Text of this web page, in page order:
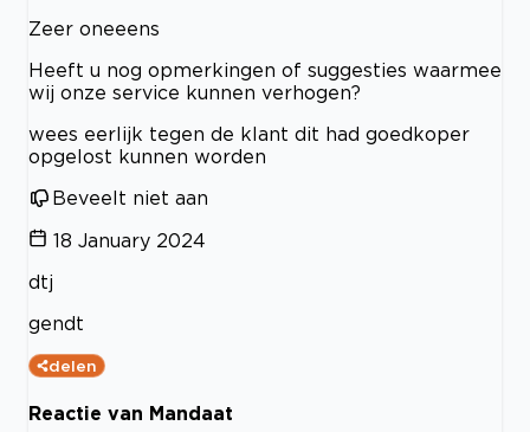
Zeer oneeens
Heeft u nog opmerkingen of suggesties waarmee
wij onze service kunnen verhogen?
wees eerlijk tegen de klant dit had goedkoper
opgelost kunnen worden
Beveelt niet aan
18 January 2024
dtj
gendt
delen
Reactie van Mandaat